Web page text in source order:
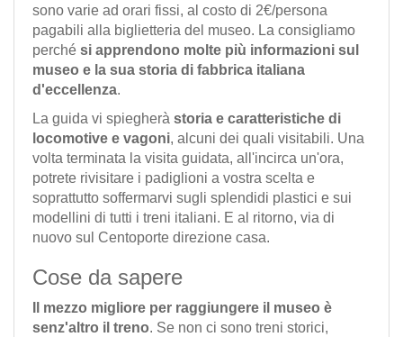
sono varie ad orari fissi, al costo di 2€/persona
pagabili alla biglietteria del museo. La consigliamo
perché si apprendono molte più informazioni sul
museo e la sua storia di fabbrica italiana
d'eccellenza.
La guida vi spiegherà storia e caratteristiche di
locomotive e vagoni, alcuni dei quali visitabili. Una
volta terminata la visita guidata, all'incirca un'ora,
potrete rivisitare i padiglioni a vostra scelta e
soprattutto soffermarvi sugli splendidi plastici e sui
modellini di tutti i treni italiani. E al ritorno, via di
nuovo sul Centoporte direzione casa.
Cose da sapere
Il mezzo migliore per raggiungere il museo è
senz'altro il treno. Se non ci sono treni storici,